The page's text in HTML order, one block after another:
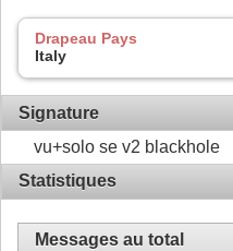
Drapeau Pays
Italy
Signature
vu+solo se v2 blackhole
Statistiques
Messages au total